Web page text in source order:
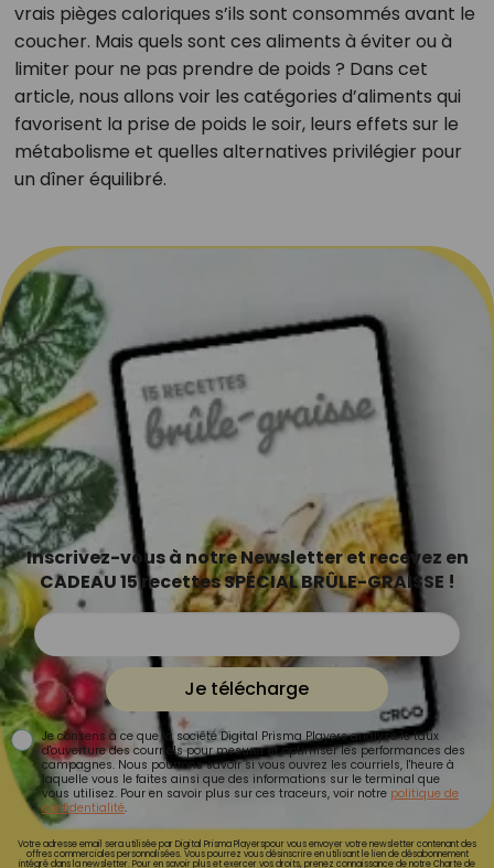
vrais pièges caloriques s’ils sont consommés avant le
coucher. Mais quels sont ces aliments à éviter ou à
limiter pour ne pas prendre de poids ? Dans cet
article, nous allons voir les catégories d’aliments qui
favorisent la prise de poids le soir, leurs effets sur le
métabolisme et quelles alternatives privilégier pour
un dîner équilibré.
Inscrivez-vous à notre Newsletter et recevez en
CADEAU 15 recettes SPÉCIAL BRÛLE-GRAISSE !
Je télécharge
Je consens à ce que la société Digital Prisma Players analyse le taux
d'ouverture des courriels pour mesurer et optimiser les performances des
campagnes. Nous pourrons savoir si vous ouvrez les courriels, l'heure à
laquelle vous le faites ainsi que des informations sur le terminal que
vous utilisez. Pour en savoir plus sur ces traceurs, voir notre politique de
confidentialité.
Votre adresse email sera utilisée par Digital Prisma Playerspour vous envoyer votre newsletter contenant des
offres commerciales personnalisées. Vous pourrez vous désinscrire en utilisant le lien de désabonnement
intégré dans la newsletter. Pour en savoir plus et exercer vos droits, prenez connaissance de notreCharte de